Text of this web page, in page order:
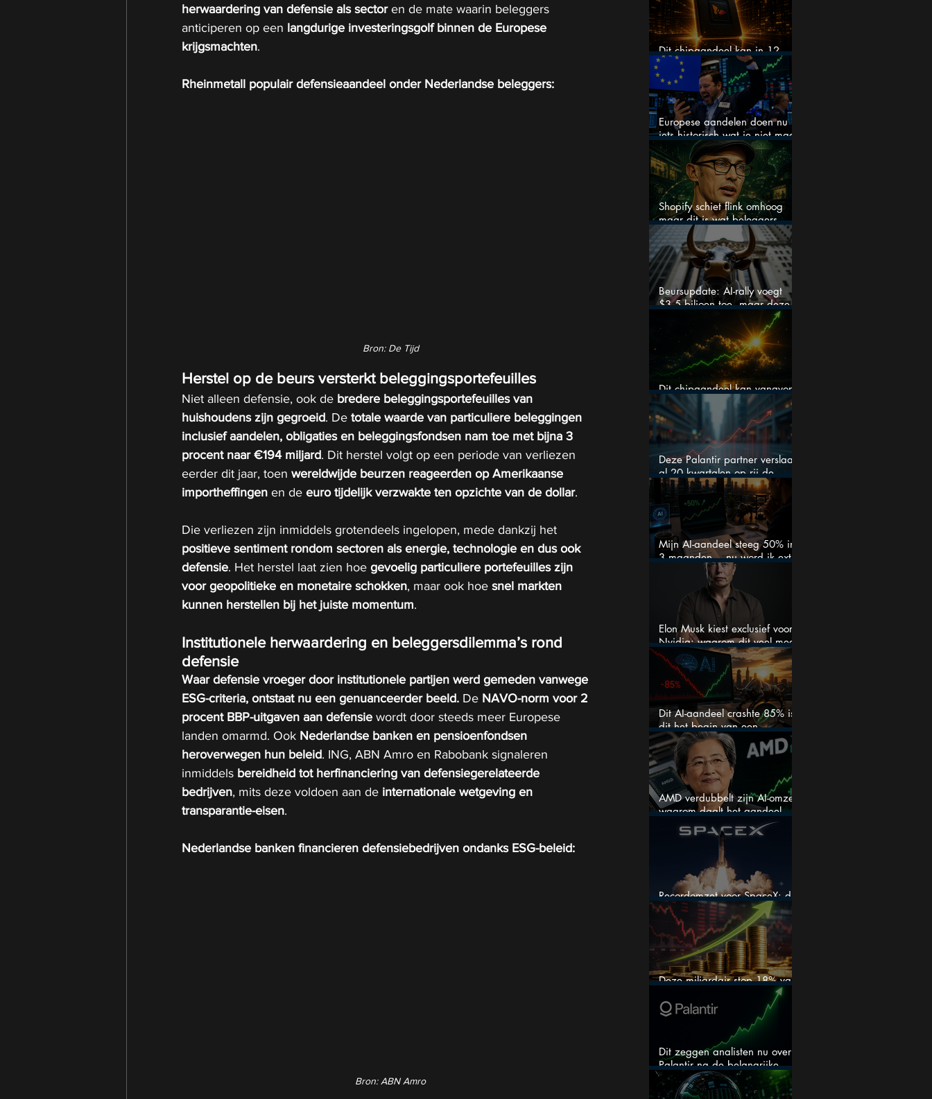
herwaardering van defensie als sector en de mate waarin beleggers
anticiperen op een langdurige investeringsgolf binnen de Europese
krijgsmachten.
Rheinmetall populair defensieaandeel onder Nederlandse beleggers:
Bron: De Tijd
Herstel op de beurs versterkt beleggingsportefeuilles
Niet alleen defensie, ook de bredere beleggingsportefeuilles van
huishoudens zijn gegroeid. De totale waarde van particuliere beleggingen
inclusief aandelen, obligaties en beleggingsfondsen nam toe met bijna 3
procent naar €194 miljard. Dit herstel volgt op een periode van verliezen
eerder dit jaar, toen wereldwijde beurzen reageerden op Amerikaanse
importheffingen en de euro tijdelijk verzwakte ten opzichte van de dollar.
Die verliezen zijn inmiddels grotendeels ingelopen, mede dankzij het
positieve sentiment rondom sectoren als energie, technologie en dus ook
defensie. Het herstel laat zien hoe gevoelig particuliere portefeuilles zijn
voor geopolitieke en monetaire schokken, maar ook hoe snel markten
kunnen herstellen bij het juiste momentum.
Institutionele herwaardering en beleggersdilemma’s rond
defensie
Waar defensie vroeger door institutionele partijen werd gemeden vanwege
ESG-criteria, ontstaat nu een genuanceerder beeld. De NAVO-norm voor 2
procent BBP-uitgaven aan defensie wordt door steeds meer Europese
landen omarmd. Ook Nederlandse banken en pensioenfondsen
heroverwegen hun beleid. ING, ABN Amro en Rabobank signaleren
inmiddels bereidheid tot herfinanciering van defensiegerelateerde
bedrijven, mits deze voldoen aan de internationale wetgeving en
transparantie-eisen.
Nederlandse banken financieren defensiebedrijven ondanks ESG-beleid:
Bron: ABN Amro
Dit chipaandeel kan in 12
maanden verdubbelen
Europese aandelen doen nu
iets historisch wat je niet mag
negeren
Shopify schiet flink omhoog
maar dit is wat beleggers
missen
Beursupdate: AI-rally voegt
$3,5 biljoen toe, maar deze
cijfers waarschuwen beleggers
Dit chipaandeel kan vanavond
flink bewegen
Deze Palantir partner verslaat
al 20 kwartalen op rij de
verwachtingen
Mijn AI-aandeel steeg 50% in
3 maanden… nu word ik extra
Elon Musk kiest exclusief voor
Nvidia: waarom dit veel meer
is dan één grote GPU-order
Dit AI-aandeel crashte 85% is
dit het begin van een
explosieve comeback?
AMD verdubbelt zijn AI-omzet:
waarom daalt het aandeel
toch hard?
Recordomzet voor SpaceX: dit
moet je weten
Deze miljardair stop 18% van
zijn vermogen in één aandeel
Dit zeggen analisten nu over
Palantir na de belangrijke
kwartaalcijfers